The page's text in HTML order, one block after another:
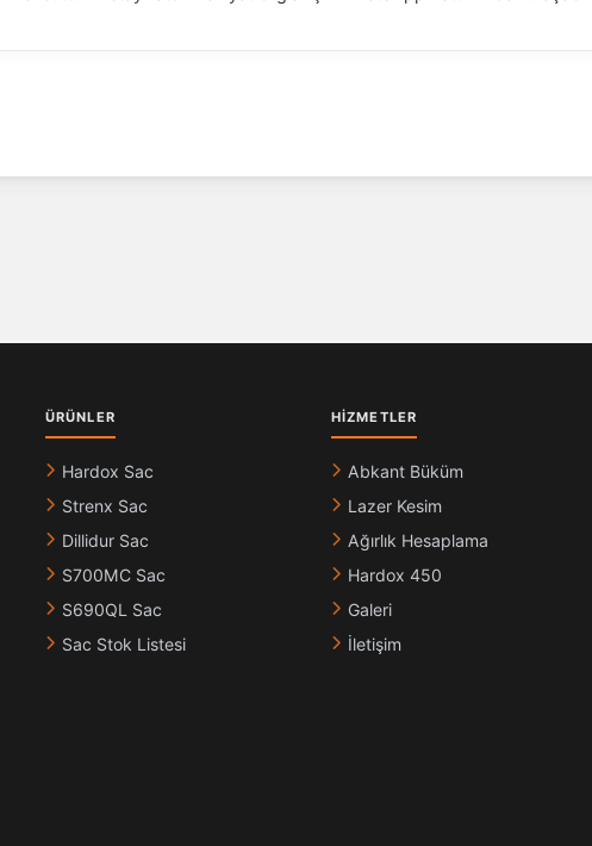
ÜRÜNLER
Hardox Sac
Strenx Sac
Dillidur Sac
S700MC Sac
S690QL Sac
Sac Stok Listesi
HIZMETLER
Abkant Büküm
Lazer Kesim
Ağırlık Hesaplama
Hardox 450
Galeri
İletişim